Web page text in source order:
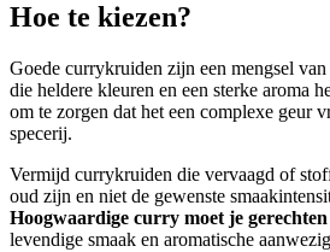
Hoe te kiezen?
Goede currykruiden zijn een mengsel van
die heldere kleuren en een sterke aroma
om te zorgen dat het een complexe geur
specerij.
Vermijd currykruiden die vervaagd of
oud zijn en niet de gewenste
Hoogwaardige curry moet je
levendige smaak en aromatische